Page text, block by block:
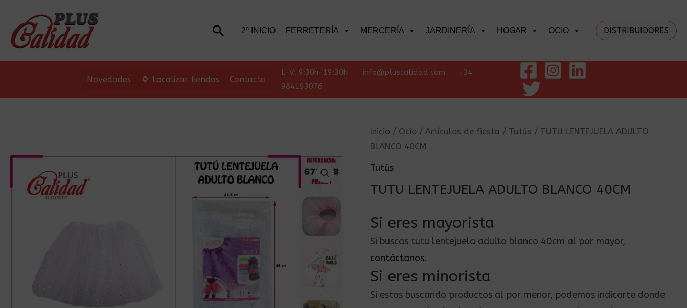
Buscar2º INICIO FERRETERÍA MERCERÍA JARDINERÍA HOGAR OCIO DISTRIBUIDORES
Novedades Localizar tiendas Contacto
L-V: 9:30h-19:30h info@pluscalidad.com
+34
984193076
Inicio / Ocio /Artículos de fiesta / Tutús / TUTU LENTEJUELA ADULTO
BLANCO 40CM
Tutús
TUTU LENTEJUELA ADULTO BLANCO 40CM
Si eres mayorista
Si buscas tutu lentejuela adulto blanco 40cm al por mayor,
contáctanos.
Si eres minorista
Si estas buscando productos al por menor, podemos indicarte donde